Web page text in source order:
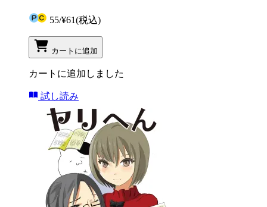
55/¥61(税込)
カートに追加
カートに追加しました
試し読み